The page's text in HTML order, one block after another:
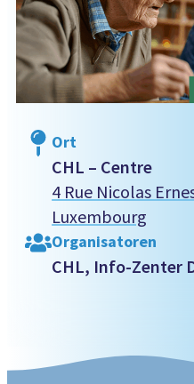
Ort
CHL – Centre
4 Rue Nicolas
Luxembourg
Organisatoren
CHL, Info-Zenter